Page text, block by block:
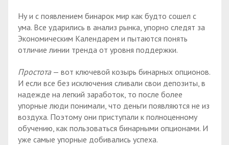
Ну и с появлением бинарок мир как будто сошел с
ума. Все ударились в анализ рынка, упорно следят за
Экономическим Календарем и пытаются понять
отличие линии тренда от уровня поддержки.
Простота— вот ключевой козырь бинарных опционов.
И если все без исключения сливали свои депозиты, в
надежде на легкий заработок, то после более
упорные люди понимали, что деньги появляются не из
воздуха. Поэтому они приступали к полноценному
обучению, как пользоваться бинарными опционами. И
уже самые упорные добивались успеха.